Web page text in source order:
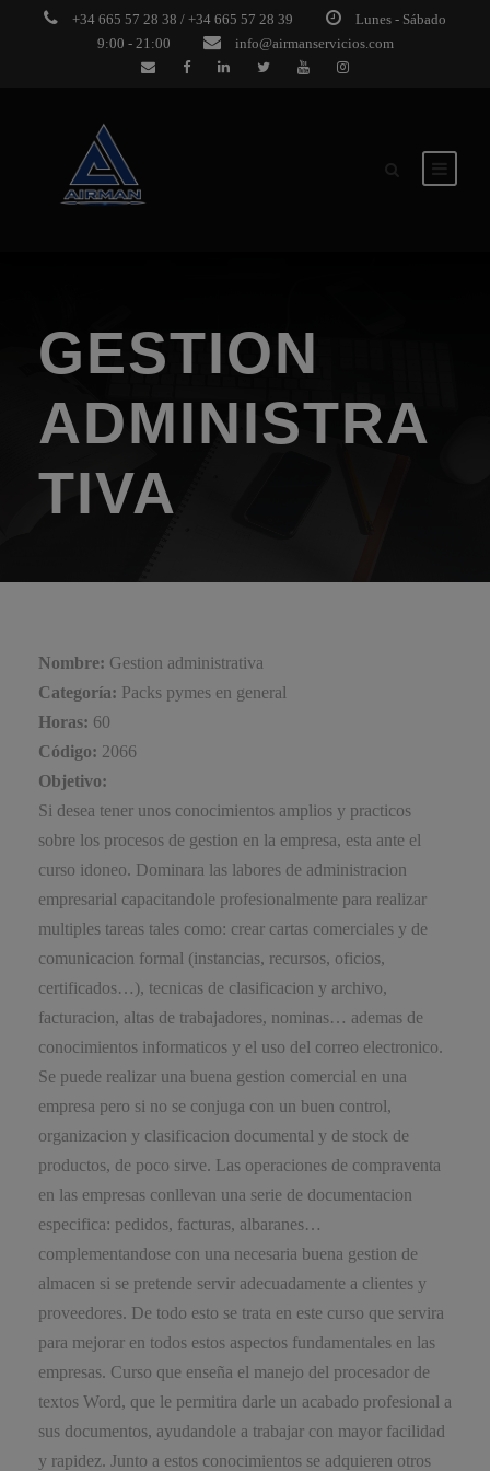
+34 665 57 28 38 / +34 665 57 28 39
Lunes - Sábado
9:00 - 21:00
info@airmanservicios.com
GESTION
ADMINISTRA
TIVA
Nombre: Gestion administrativa
Categoría: Packs pymes en general
Horas: 60
Código: 2066
Objetivo:
Si desea tener unos conocimientos amplios y practicos
sobre los procesos de gestion en la empresa, esta ante el
curso idoneo. Dominara las labores de administracion
empresarial capacitandole profesionalmente para realizar
multiples tareas tales como: crear cartas comerciales y de
comunicacion formal (instancias, recursos, oficios,
certificados…), tecnicas de clasificacion y archivo,
facturacion, altas de trabajadores, nominas… ademas de
conocimientos informaticos y el uso del correo electronico.
Se puede realizar una buena gestion comercial en una
empresa pero si no se conjuga con un buen control,
organizacion y clasificacion documental y de stock de
productos, de poco sirve. Las operaciones de compraventa
en las empresas conllevan una serie de documentacion
especifica: pedidos, facturas, albaranes…
complementandose con una necesaria buena gestion de
almacen si se pretende servir adecuadamente a clientes y
proveedores. De todo esto se trata en este curso que servira
para mejorar en todos estos aspectos fundamentales en las
empresas. Curso que enseña el manejo del procesador de
textos Word, que le permitira darle un acabado profesional a
sus documentos, ayudandole a trabajar con mayor facilidad
y rapidez. Junto a estos conocimientos se adquieren otros